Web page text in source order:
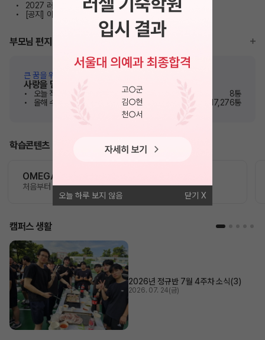
오늘 하루 보지 않음 닫기
2027 러셀 단과 강사 공개선발
[공지] 이용약관 개정 및 시행 안내
부모님 편지
큰 꿈을 위해 노력하고 있는 자녀들에게
사랑을 담은 따뜻한 응원 메시지
오늘 작성된 편지
8통
올해 수험생에게 전달된 편지
17,276통
학습콘텐츠
OMEGA 모의고사
처음부터 끝까지 가장 완벽한 수능 플랜
캠퍼스 생활
2026년 정규반 7월 4주차 소식(3)
2026. 07. 24(금)